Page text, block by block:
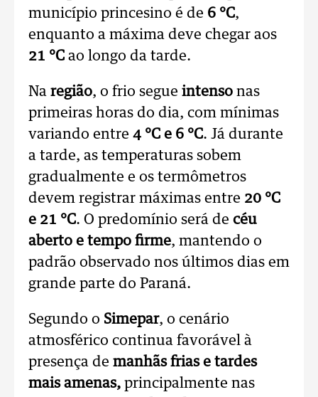
município princesino é de 6 °C,
enquanto a máxima deve chegar aos
21 °C ao longo da tarde.
Na região, o frio segue intenso nas
primeiras horas do dia, com mínimas
variando entre 4 °C e 6 °C. Já durante
a tarde, as temperaturas sobem
gradualmente e os termômetros
devem registrar máximas entre 20 °C
e 21 °C. O predomínio será de céu
aberto e tempo firme, mantendo o
padrão observado nos últimos dias em
grande parte do Paraná.
Segundo o Simepar, o cenário
atmosférico continua favorável à
presença de manhãs frias e tardes
mais amenas, principalmente nas